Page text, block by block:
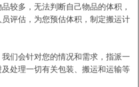
较多，无法判断自己物品的体积，
评估，为您预估体积，制定搬运计
们会针对您的情况和需求，指派一
处理一切有关包装、搬运和运输等